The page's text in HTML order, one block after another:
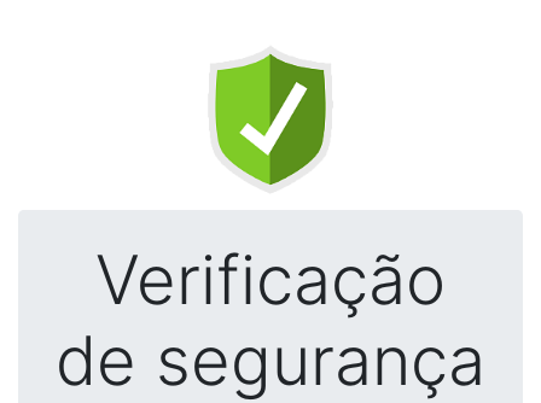
Verificação
de segurança